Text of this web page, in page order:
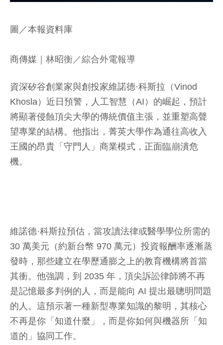
圖／本報資料庫
商傳媒 ｜林昭衡／綜合外電報導
資深矽谷創業家與創投家維諾德·科斯拉（Vinod
Khosla）近日預警，人工智慧（AI）的崛起，預計
將顯著侵蝕頂尖大學的傳統價值主張，並重塑高聲
望專業的結構。他指出，菁英大學作為通往高收入
王國的昂貴「守門人」商業模式，正面臨崩潰危
機。
維諾德·科斯拉預估，當攻讀法律或醫學學位所需的
30 萬美元（約新台幣 970 萬元）投資報酬率逐漸蒸
發時，那些建立在學歷通膨之上的教育機構將首當
其衝。他強調，到 2035 年，頂尖訴訟律師將不再
是記憶最多判例的人，而是能向 AI 提出最聰明問題
的人。這預示著一種新型專業知識的黎明，其核心
不再是你「知道什麼」，而是你如何與機器所「知
道的」協同工作。